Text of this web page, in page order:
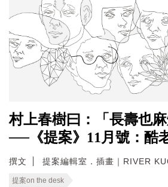
村上春樹曰：「長壽也麻煩
──《提案》11月號：酷
撰文 提案編輯室．插畫｜RIVER
提案on the desk